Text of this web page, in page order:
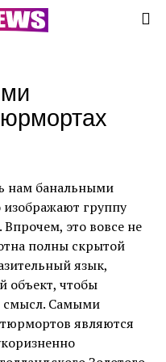
нам банальными
группу
это вовсе не
полны скрытой
язык,
объект, чтобы
смысл. Самыми
являются